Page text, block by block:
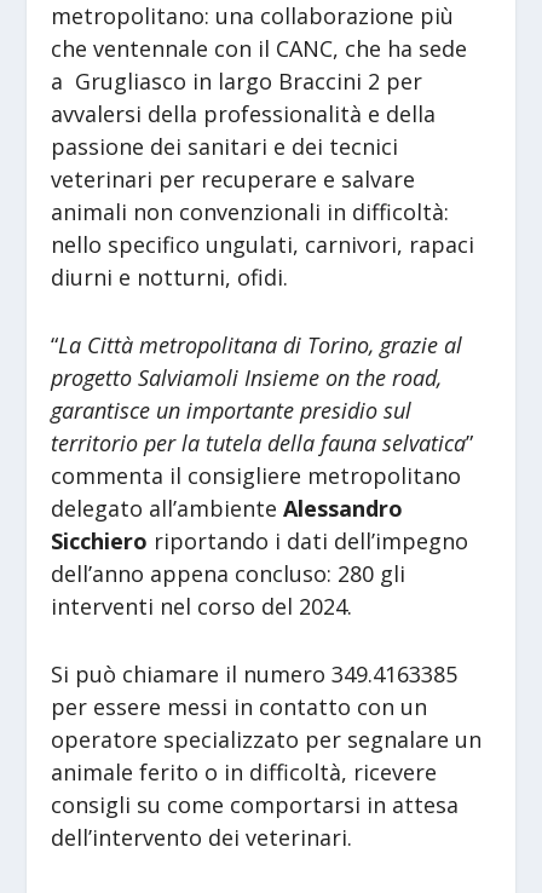
metropolitano: una collaborazione più
che ventennale con il CANC, che ha sede
a Grugliasco in largo Braccini 2 per
avvalersi della professionalità e della
passione dei sanitari e dei tecnici
veterinari per recuperare e salvare
animali non convenzionali in difficoltà:
nello specifico ungulati, carnivori, rapaci
diurni e notturni, ofidi.
“La Città metropolitana di Torino, grazie al
progetto Salviamoli Insieme on the road,
garantisce un importante presidio sul
territorio per la tutela della fauna selvatica”
commenta il consigliere metropolitano
delegato all’ambienteAlessandro
Sicchiero riportando i dati dell’impegno
dell’anno appena concluso: 280 gli
interventi nel corso del 2024.
Si può chiamare il numero 349.4163385
per essere messi in contatto con un
operatore specializzato per segnalare un
animale ferito o in difficoltà, ricevere
consigli su come comportarsi in attesa
dell’intervento dei veterinari.